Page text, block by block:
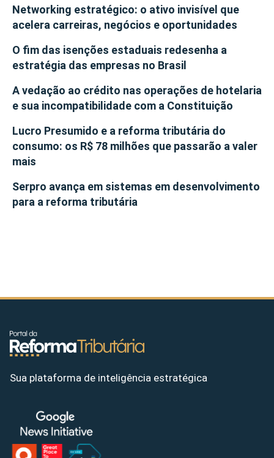
Networking estratégico: o ativo invisível que
acelera carreiras, negócios e oportunidades
O fim das isenções estaduais redesenha a
estratégia das empresas no Brasil
A vedação ao crédito nas operações de hotelaria
e sua incompatibilidade com a Constituição
Lucro Presumido e a reforma tributária do
consumo: os R$ 78 milhões que passarão a valer
mais
Serpro avança em sistemas em desenvolvimento
para a reforma tributária
Sua plataforma de inteligência estratégica